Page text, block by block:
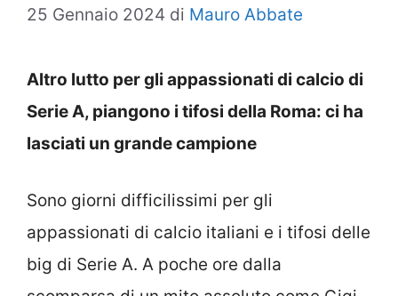
25 Gennaio 2024 di Mauro Abbate
Altro lutto per gli appassionati di calcio di
Serie A, piangono i tifosi della Roma: ci ha
lasciati un grande campione
Sono giorni difficilissimi per gli
appassionati di calcio italiani e i tifosi delle
big di Serie A. A poche ore dalla